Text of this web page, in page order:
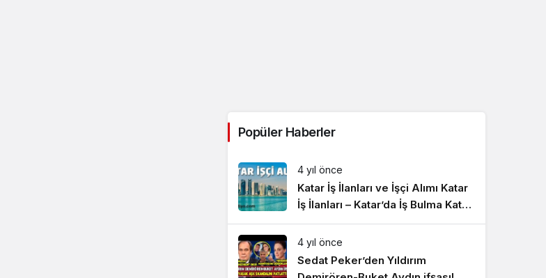
Popüler Haberler
4 yıl önce
Katar İş İlanları ve İşçi Alımı Katar
İş İlanları – Katar’da İş Bulma Katar
İşçi Alımı ve İşçi Götüren Firmalar
– Yurtdışı İş İlanları
4 yıl önce
Sedat Peker’den Yıldırım